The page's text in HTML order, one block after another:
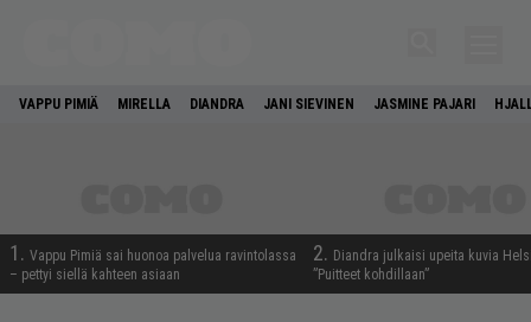
VAPPU PIMIÄ MIRELLA DIANDRA JANI SIEVINEN JASMINE PAJARI
1. Vappu Pimiä sai huonoa palvelua ravintolassa
– pettyi siellä kahteen asiaan
2. Diandra julkaisi upeita kuvia
”Puitteet kohdillaan”